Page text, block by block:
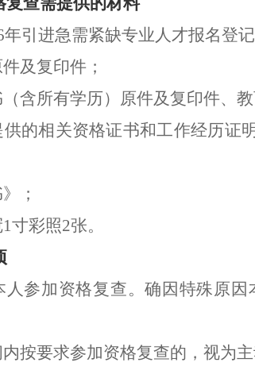
年引进急需紧缺专业人才报名登记
件及复印件；
含所有学历）原件及复印件、
的相关资格证书和工作经历证
；
寸彩照2张。
人参加资格复查。确因特殊原
按要求参加资格复查的，视为